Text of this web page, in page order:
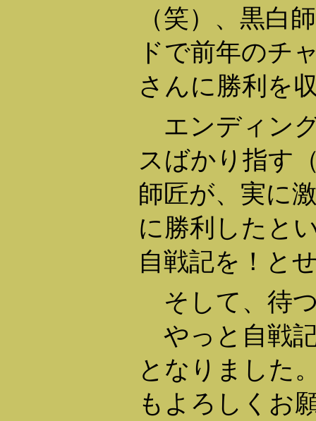
（笑）、黒白
ドで前年のチ
さんに勝利を
エンディン
スばかり指す
師匠が、実に
に勝利したと
自戦記を！と
そして、待
やっと自戦
となりました
もよろしくお